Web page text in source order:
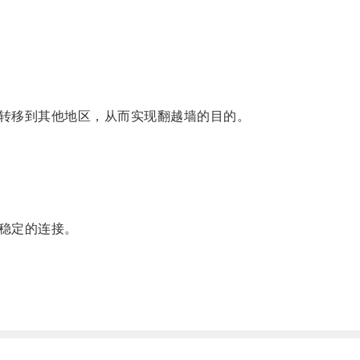
到其他地区，从而实现翻越墙的目的。
的连接。